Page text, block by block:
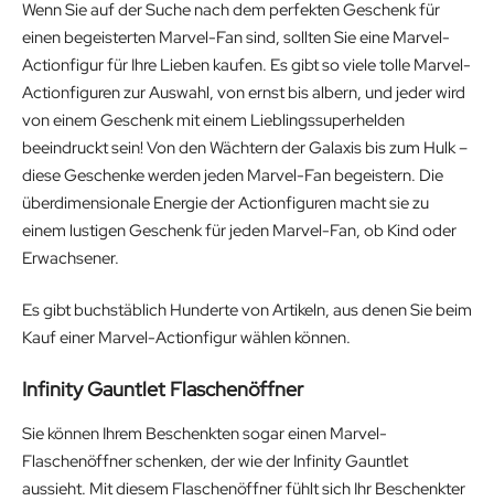
Wenn Sie auf der Suche nach dem perfekten Geschenk für
einen begeisterten Marvel-Fan sind, sollten Sie eine Marvel-
Actionfigur für Ihre Lieben kaufen. Es gibt so viele tolle Marvel-
Actionfiguren zur Auswahl, von ernst bis albern, und jeder wird
von einem Geschenk mit einem Lieblingssuperhelden
beeindruckt sein! Von den Wächtern der Galaxis bis zum Hulk –
diese Geschenke werden jeden Marvel-Fan begeistern. Die
überdimensionale Energie der Actionfiguren macht sie zu
einem lustigen Geschenk für jeden Marvel-Fan, ob Kind oder
Erwachsener.
Es gibt buchstäblich Hunderte von Artikeln, aus denen Sie beim
Kauf einer Marvel-Actionfigur wählen können.
Infinity Gauntlet Flaschenöffner
Sie können Ihrem Beschenkten sogar einen Marvel-
Flaschenöffner schenken, der wie der Infinity Gauntlet
aussieht. Mit diesem Flaschenöffner fühlt sich Ihr Beschenkter